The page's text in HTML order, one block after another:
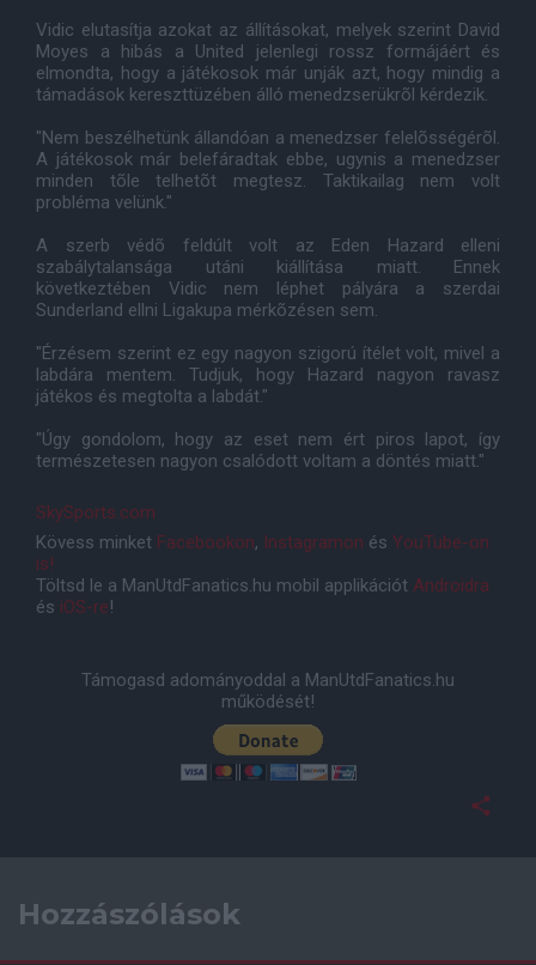
Vidic elutasítja azokat az állításokat, melyek szerint David
Moyes a hibás a United jelenlegi rossz formájáért és
elmondta, hogy a játékosok már unják azt, hogy mindig a
támadások kereszttüzében álló menedzserükrõl kérdezik.
"Nem beszélhetünk állandóan a menedzser felelõsségérõl.
A játékosok már belefáradtak ebbe, ugynis a menedzser
minden tõle telhetõt megtesz. Taktikailag nem volt
probléma velünk."
A szerb védõ feldúlt volt az Eden Hazard elleni
szabálytalansága utáni kiállítása miatt. Ennek
következtében Vidic nem léphet pályára a szerdai
Sunderland ellni Ligakupa mérkõzésen sem.
"Érzésem szerint ez egy nagyon szigorú ítélet volt, mivel a
labdára mentem. Tudjuk, hogy Hazard nagyon ravasz
játékos és megtolta a labdát."
"Úgy gondolom, hogy az eset nem ért piros lapot, így
természetesen nagyon csalódott voltam a döntés miatt."
SkySports.com
Kövess minket Facebookon, Instagramon és YouTube-on
is!
Töltsd le a ManUtdFanatics.hu mobil applikációt Androidra
és iOS-re!
Támogasd adományoddal a ManUtdFanatics.hu
működését!
Hozzászólások